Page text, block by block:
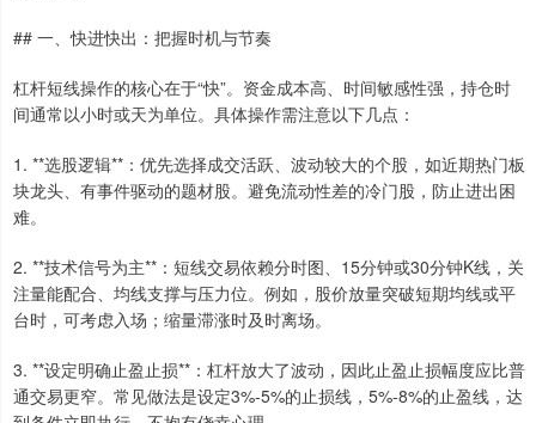
## 一、快进快出：把握时机与节奏
杠杆短线操作的核心在于“快”。资金成本高、时间敏感性强，持仓时
间通常以小时或天为单位。具体操作需注意以下几点：
1. **选股逻辑**：优先选择成交活跃、波动较大的个股，如近期热门板
块龙头、有事件驱动的题材股。避免流动性差的冷门股，防止进出困
难。
2. **技术信号为主**：短线交易依赖分时图、15分钟或30分钟K线，关
注量能配合、均线支撑与压力位。例如，股价放量突破短期均线或平
台时，可考虑入场；缩量滞涨时及时离场。
3. **设定明确止盈止损**：杠杆放大了波动，因此止盈止损幅度应比普
通交易更窄。常见做法是设定3%-5%的止损线，5%-8%的止盈线，达